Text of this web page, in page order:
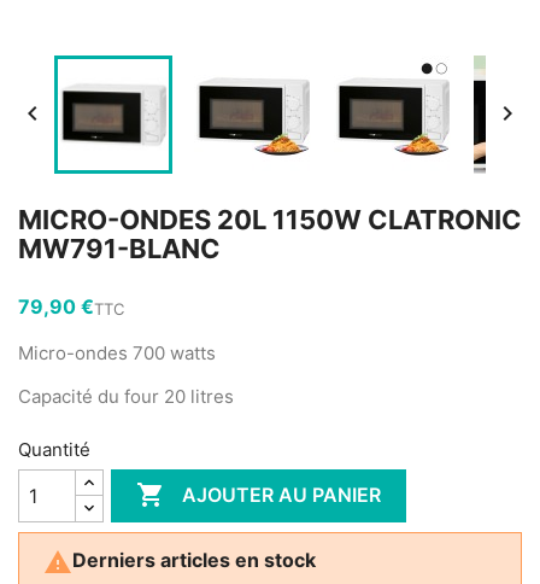
 
MICRO-ONDES 20L 1150W CLATRONIC
MW791-BLANC
79,90 €TTC
Micro-ondes 700 watts
Capacité du four 20 litres
Quantité
 AJOUTER AU PANIER
Derniers articles en stock